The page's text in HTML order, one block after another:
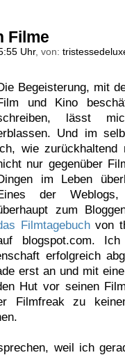
Filme
Uhr, von:
Begeisterung, mit
und Kino
lässt
Und im
wie zurückhaltend
nur gegenüber
im Leben
der
zum
Filmtagebuchvon
blogspot.com.
erfolgreich
erst an und mit
Hut vor seinen
Filmfreak zu
weil ich